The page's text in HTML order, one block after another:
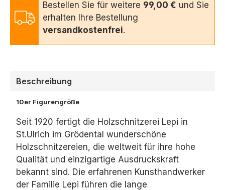
Bestellen Sie für weitere 99,00 € und Sie
erhalten Ihre Bestellung
versandkostenfrei.
Beschreibung
10er Figurengröße
Seit 1920 fertigt die Holzschnitzerei Lepi in
St.Ulrich im Grödental wunderschöne
Holzschnitzereien, die weltweit für ihre hohe
Qualität und einzigartige Ausdruckskraft
bekannt sind. Die erfahrenen Kunsthandwerker
der Familie Lepi führen die lange